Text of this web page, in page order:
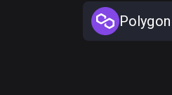
Polygon